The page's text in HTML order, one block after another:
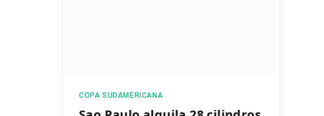
COPA SUDAMERICANA